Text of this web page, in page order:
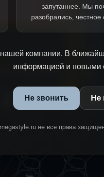
запутаннее. Мы
разобрались, честное
компании. В
информацией и новыми
Не звонить Не
не все права